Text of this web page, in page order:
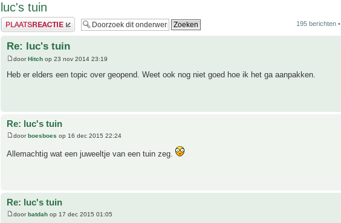
luc's tuin
Plaats een reactie 195 berichten •
Re: luc's tuin
doorHitch op 23 nov 2014 23:19
Heb er elders een topic over geopend. Weet ook nog niet goed hoe ik het ga aanpakken.
Re: luc's tuin
doorboesboes op 16 dec 2015 22:24
Allemachtig wat een juweeltje van een tuin zeg.
Re: luc's tuin
doorbatdah op 17 dec 2015 01:05